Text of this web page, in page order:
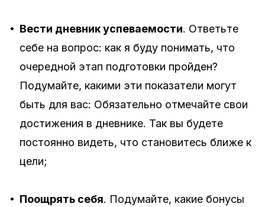
• Вести дневник успеваемости. Ответьте
себе на вопрос: как я буду понимать, что
очередной этап подготовки пройден?
Подумайте, какими эти показатели могут
быть для вас: Обязательно отмечайте свои
достижения в дневнике. Так вы будете
постоянно видеть, что становитесь ближе к
цели;
• Поощрять себя. Подумайте, какие бонусы